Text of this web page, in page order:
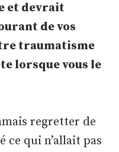
et devrait
de vos
traumatisme
lorsque vous le
regretter de
ce qui n’allait pas